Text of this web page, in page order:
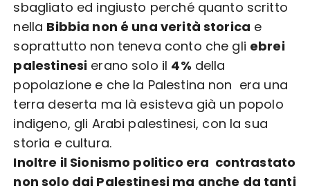
sbagliato ed ingiusto perché quanto scritto
nella Bibbia non é una verità storica e
soprattutto non teneva conto che gli ebrei
palestinesi erano solo il 4% della
popolazione e che la Palestina non era una
terra deserta ma là esisteva già un popolo
indigeno, gli Arabi palestinesi, con la sua
storia e cultura.
Inoltre il Sionismo politico era contrastato
non solo dai Palestinesi ma anche da tanti